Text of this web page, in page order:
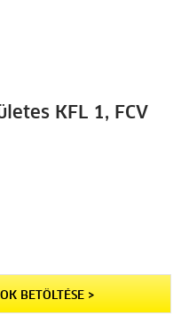
KFL 1, FCV
BETÖLTÉSE >